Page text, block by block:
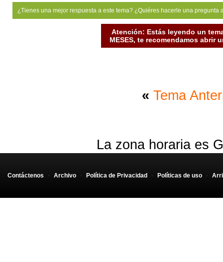
¿Tienes una mejor respuesta a este tema? ¿Quiéres hacerle una
Atención: Estás leyendo un
MESES, te recomendamos abrir
« Tema
La zona horaria es
Contáctenos - Archivo - Política de Privacidad - Políticas de uso -